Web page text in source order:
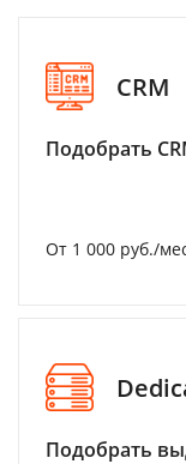
CRM
Подобрать
От 1 000 руб./
Подобрать